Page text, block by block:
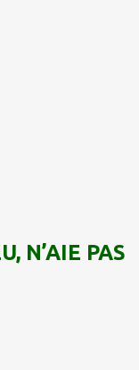
N’AIE PAS